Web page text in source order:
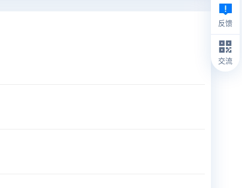
反馈
交流